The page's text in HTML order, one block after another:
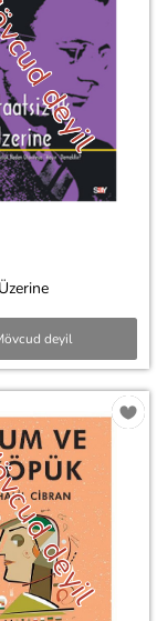
deyil
deyil
deyil